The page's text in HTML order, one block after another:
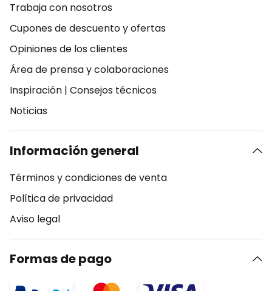
Trabaja con nosotros
Cupones de descuento y ofertas
Opiniones de los clientes
Área de prensa y colaboraciones
Inspiración | Consejos técnicos
Noticias
Información general
Términos y condiciones de venta
Política de privacidad
Aviso legal
Formas de pago